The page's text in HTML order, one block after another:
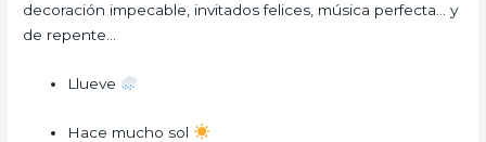
decoración impecable, invitados felices, música perfecta… y
de repente…
Llueve
Hace mucho sol